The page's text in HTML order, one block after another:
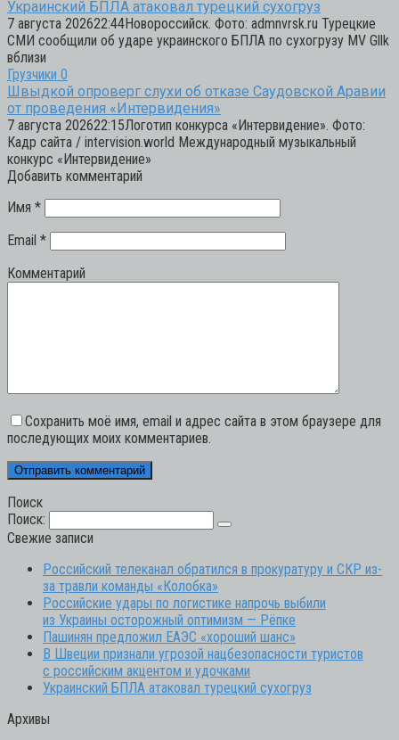
Украинский БПЛА атаковал турецкий сухогруз
7 августа 202622:44Новороссийск. Фото: admnvrsk.ru Турецкие
СМИ сообщили об ударе украинского БПЛА по сухогрузу MV Gllk
вблизи
Грузчики 0
Швыдкой опроверг слухи об отказе Саудовской Аравии
от проведения «Интервидения»
7 августа 202622:15Логотип конкурса «Интервидение». Фото:
Кадр сайта / intervision.world Международный музыкальный
конкурс «Интервидение»
Добавить комментарий
Имя *
Email *
Комментарий
Сохранить моё имя, email и адрес сайта в этом браузере для
последующих моих комментариев.
Поиск
Поиск:
Свежие записи
Российский телеканал обратился в прокуратуру и СКР из-
за травли команды «Колобка»
Российские удары по логистике напрочь выбили
из Украины осторожный оптимизм — Рёпке
Пашинян предложил ЕАЭС «хороший шанс»
В Швеции признали угрозой нацбезопасности туристов
с российским акцентом и удочками
Украинский БПЛА атаковал турецкий сухогруз
Архивы